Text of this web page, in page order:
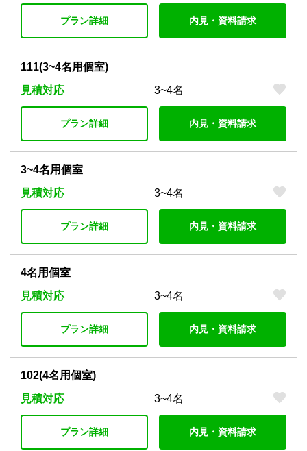
プラン詳細 内見・資料請求
111(3~4名用個室)
見積対応
3~4名
プラン詳細 内見・資料請求
3~4名用個室
見積対応
3~4名
プラン詳細 内見・資料請求
4名用個室
見積対応
3~4名
プラン詳細 内見・資料請求
102(4名用個室)
見積対応
3~4名
プラン詳細 内見・資料請求